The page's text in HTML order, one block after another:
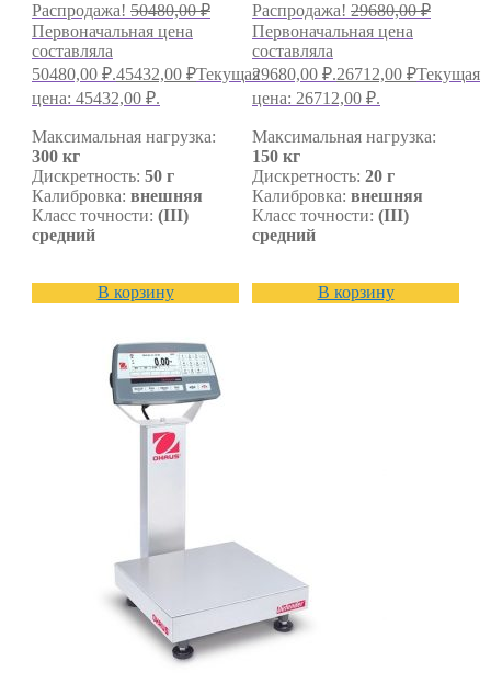
Распродажа! 50480,00₽
Первоначальная цена
составляла
50480,00 ₽.45432,00 ₽Текущая
цена: 45432,00 ₽.
Максимальная нагрузка:
300 кг
Дискретность: 50 г
Калибровка: внешняя
Класс точности: (III)
средний
В корзину
Распродажа! 29680,00₽
Первоначальная цена
составляла
29680,00 ₽.26712,00 ₽Текущая
цена: 26712,00 ₽.
Максимальная нагрузка:
150 кг
Дискретность: 20 г
Калибровка: внешняя
Класс точности: (III)
средний
В корзину